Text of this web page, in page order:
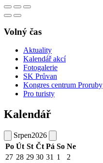
Volný čas
Aktuality
Kalendář akcí
Fotogalerie
SK Průvan
Kongres centrum Proruby
Pro turisty
Kalendář
Srpen2026
Po Út St Čt Pá So Ne
27 28 29 30 31 1
2